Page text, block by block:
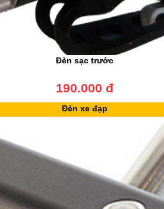
Đèn sạc trước
190.000 đ
Đèn xe đạp